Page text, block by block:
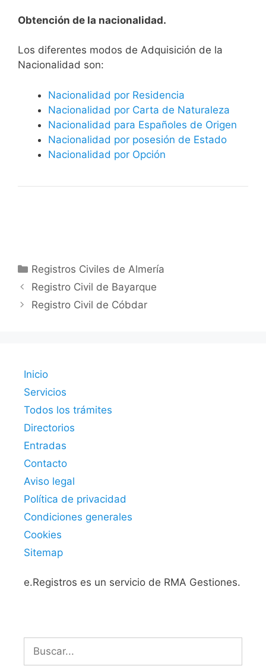
Obtención de la nacionalidad.
​​​Los diferentes modos de Adquisición de la
Nacionalidad son:
Nacionalidad por Residencia
Nacionalidad por Carta de Naturaleza
Nacionalidad para Españoles de Origen
Nacionalidad por posesión de Estado
Nacionalidad por Opción
Categorías
Registros Civiles de Almería
Registro Civil de Bayarque
Registro Civil de Cóbdar
Inicio
Servicios
Todos los trámites
Directorios
Entradas
Contacto
Aviso legal
Política de privacidad
Condiciones generales
Cookies
Sitemap
e.Registros es un servicio de RMA Gestiones.
Buscar: